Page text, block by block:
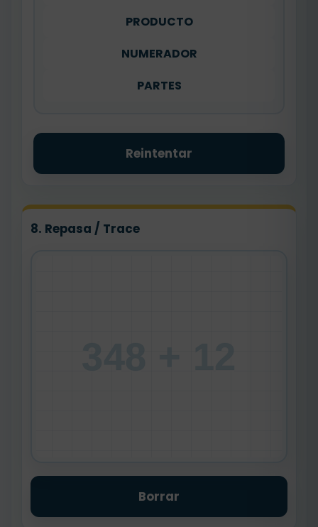
PRODUCTO
NUMERADOR
PARTES
Reintentar
8. Repasa / Trace
Borrar